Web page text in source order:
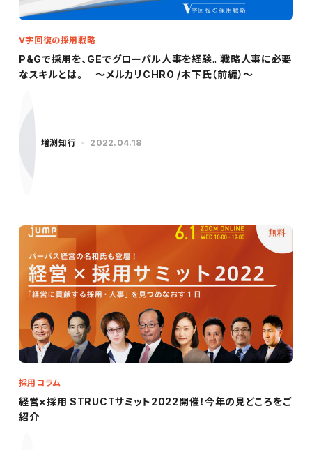
P&Gで採用を、GEでグローバル人事を経験。戦略人事に必要
なスキルとは。 ～メルカリCHRO /木下氏（前編）～
V字回復の採用戦略
増渕知行 2022.04.18
経営×採用 STRUCTサミット2022開催！今年の見どころをご
紹介
採用コラム